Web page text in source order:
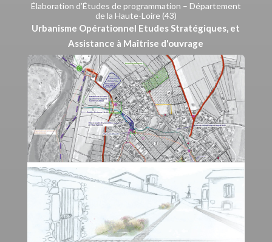
Élaboration d’Études de programmation – Département
de la Haute-Loire (43)
Urbanisme Opérationnel Etudes Stratégiques, et
Assistance à Maîtrise d'ouvrage